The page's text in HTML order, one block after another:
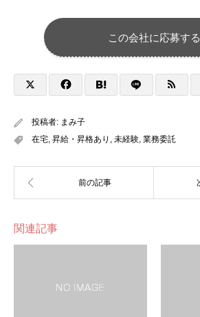
この会社に応募する
投稿者: まみ子
在宅 昇給・昇格あり 未経験 業務委託
関連記事